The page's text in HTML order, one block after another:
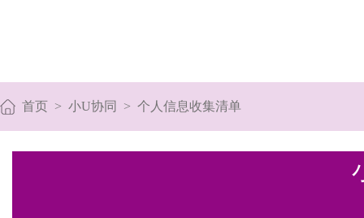
首页 > 小U协同 > 个人信息收集清单